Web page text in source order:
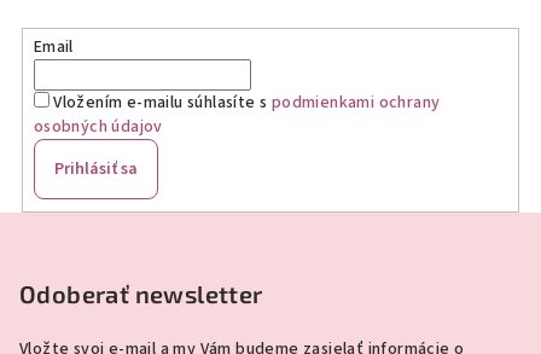
Email
Vložením e-mailu súhlasíte s podmienkami ochrany
osobných údajov
Prihlásiť sa
Odoberať newsletter